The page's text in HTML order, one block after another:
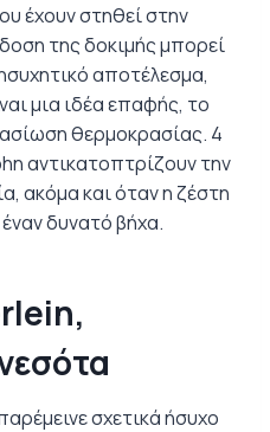
έχουν στηθεί στην
της δοκιμής μπορεί
αποτέλεσμα,
μια ιδέα επαφής, το
θερμοκρασίας. 4
αντικατοπτρίζουν την
ακόμα και όταν η ζέστη
έναν δυνατό βήχα.
σχετικά ήσυχο